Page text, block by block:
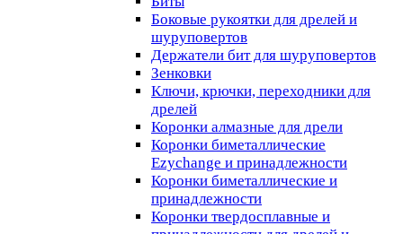
Боковые рукоятки для дрелей и
шуруповертов
Держатели бит для шуруповертов
Зенковки
Ключи, крючки, переходники для
дрелей
Коронки алмазные для дрели
Коронки биметаллические
Ezychange и принадлежности
Коронки биметаллические и
принадлежности
Коронки твердосплавные и